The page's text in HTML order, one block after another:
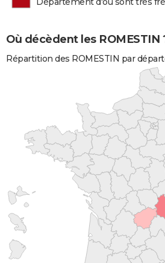
Où décèdent les ROMESTIN
Répartition des ROMESTIN par